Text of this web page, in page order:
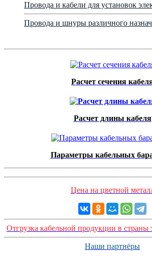
Провода и кабели для установок
Провода и шнуры различного
Расчет сечения
Расчет длины кабеля
Параметры кабельных
Цена на цветной
Отгрузка кабельной продукции в страны
Наши партнёры